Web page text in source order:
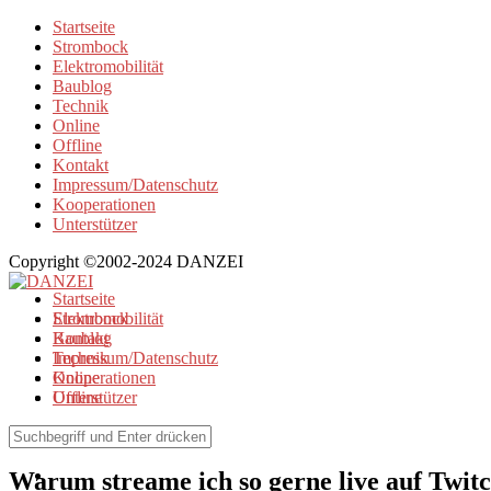
Startseite
Strombock
Elektromobilität
Baublog
Technik
Online
Offline
Kontakt
Impressum/Datenschutz
Kooperationen
Unterstützer
Copyright ©2002-2024 DANZEI
Startseite
Strombock
Kontakt
Impressum/Datenschutz
Kooperationen
Unterstützer
Elektromobilität
Baublog
Technik
Online
Offline
Online
Warum streame ich so gerne live auf